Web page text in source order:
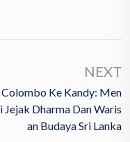
NEXT
Ke Kandy: Men
Jejak Dharma Dan Waris
An Budaya Sri Lanka